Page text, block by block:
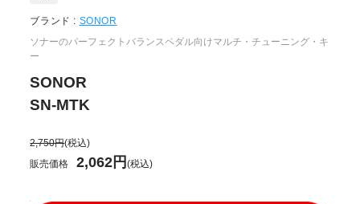
ブランド : SONOR
ソナーのパーフェクトバランスペダル向けマルチ・チューニング・キ
ー
SONOR
SN-MTK
2,750円(税込)
販売価格
2,062円(税込)